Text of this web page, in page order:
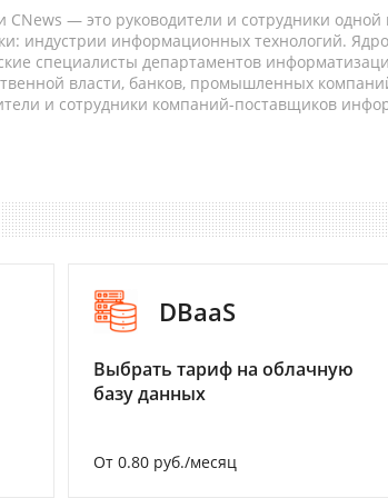
CNews — это руководители и сотрудники
индустрии информационных технологий.
специалисты департаментов
власти, банков, промышленных
и сотрудники компаний-поставщиков
DBaaS
Выбрать тариф на облачную
базу данных
От 0.80 руб./месяц